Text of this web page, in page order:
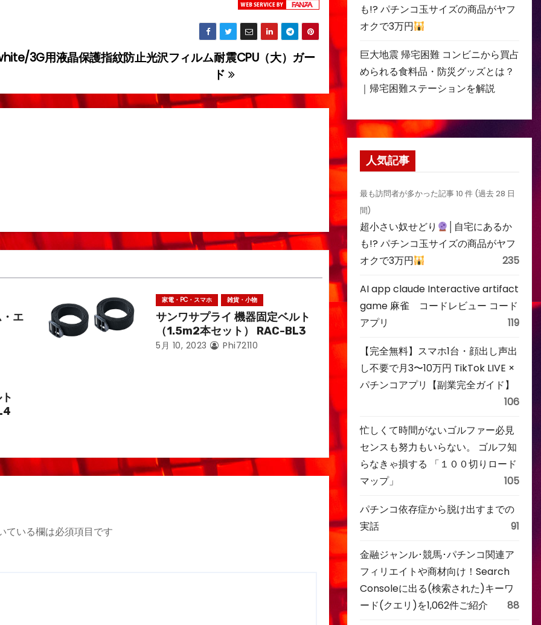
耐震CPU（大）ガー
ド
3G用液晶保護指紋防止光沢フィルム
エ
家電・PC・スマホ 雑貨・小物
サンワサプライ 機器固定ベルト
（1.5m2本セット） RAC-BL3
5月 10, 2023 Phi72110
ている欄は必須項目です
も!? パチンコ玉サイズの商品がヤフ
オクで3万円
巨大地震 帰宅困難 コンビニから買占
められる食料品・防災グッズとは？
｜帰宅困難ステーションを解説
人気記事
最も訪問者が多かった記事 10 件 (過去 28 日
間)
超小さい奴せどり
│自宅にあるか
も!? パチンコ玉サイズの商品がヤフ
オクで3万円
235
AI app claude Interactive artifact
game 麻雀 コードレビュー コード
アプリ
119
【完全無料】スマホ1台・顔出し声出
し不要で月3〜10万円 TikTok LIVE ×
パチンコアプリ【副業完全ガイド】
106
忙しくて時間がないゴルファー必見
センスも努力もいらない。 ゴルフ知
らなきゃ損する 「１００切りロード
マップ」
105
パチンコ依存症から脱け出すまでの
実話
91
金融ジャンル･競馬･パチンコ関連ア
フィリエイトや商材向け！Search
Consoleに出る(検索された)キーワ
ード(クエリ)を1,062件ご紹介
88